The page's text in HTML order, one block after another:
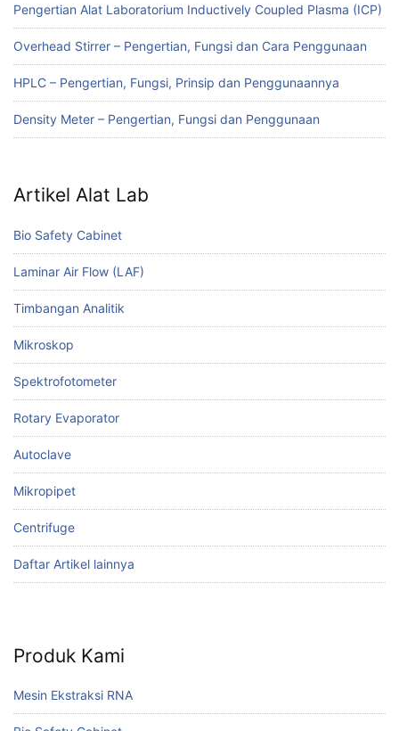
Pengertian Alat Laboratorium Inductively Coupled Plasma (ICP)
Overhead Stirrer – Pengertian, Fungsi dan Cara Penggunaan
HPLC – Pengertian, Fungsi, Prinsip dan Penggunaannya
Density Meter – Pengertian, Fungsi dan Penggunaan
Artikel Alat Lab
Bio Safety Cabinet
Laminar Air Flow (LAF)
Timbangan Analitik
Mikroskop
Spektrofotometer
Rotary Evaporator
Autoclave
Mikropipet
Centrifuge
Daftar Artikel lainnya
Produk Kami
Mesin Ekstraksi RNA